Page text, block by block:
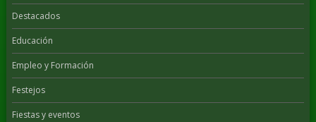
Destacados
Educación
Empleo y Formación
Festejos
Fiestas y eventos